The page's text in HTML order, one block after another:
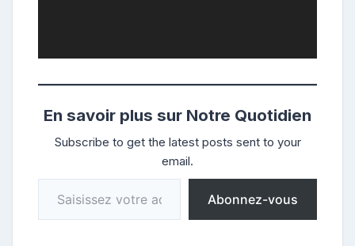
En savoir plus sur Notre Quotidien
Subscribe to get the latest posts sent to your
email.
Saisissez votre adresse e-mail…
Abonnez-vous